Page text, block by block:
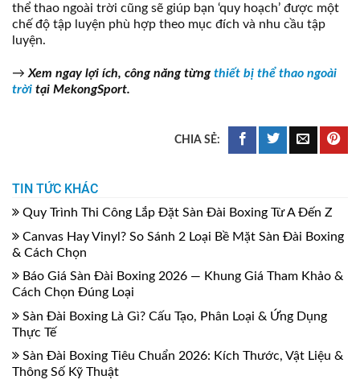
thể thao ngoài trời cũng sẽ giúp bạn ‘quy hoạch’ được một
chế độ tập luyện phù hợp theo mục đích và nhu cầu tập
luyện.
→ Xem ngay lợi ích, công năng từngthiết bị thể thao ngoài
trời tại MekongSport.
TIN TỨC KHÁC
Quy Trình Thi Công Lắp Đặt Sàn Đài Boxing Từ A Đến Z
Canvas Hay Vinyl? So Sánh 2 Loại Bề Mặt Sàn Đài Boxing
& Cách Chọn
Báo Giá Sàn Đài Boxing 2026 — Khung Giá Tham Khảo &
Cách Chọn Đúng Loại
Sàn Đài Boxing Là Gì? Cấu Tạo, Phân Loại & Ứng Dụng
Thực Tế
Sàn Đài Boxing Tiêu Chuẩn 2026: Kích Thước, Vật Liệu &
Thông Số Kỹ Thuật